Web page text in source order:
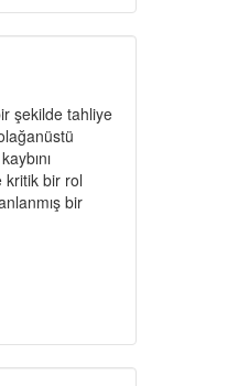
şekilde tahliye
kritik bir rol
bir